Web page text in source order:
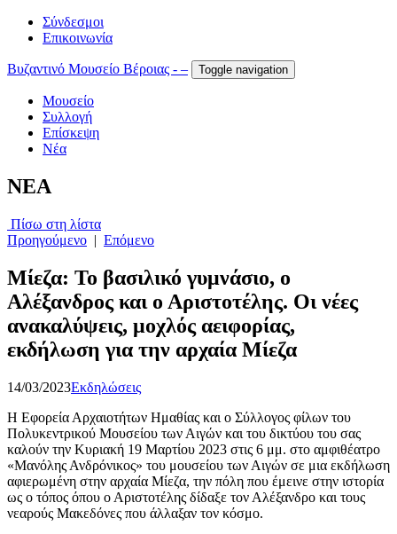
Σύνδεσμοι
Επικοινωνία
Βυζαντινό Μουσείο Βέροιας - – Toggle navigation
Μουσείο
Συλλογή
Επίσκεψη
Νέα
NEA
Πίσω στη λίστα
Προηγούμενο | Επόμενο
Μίεζα: Το βασιλικό γυμνάσιο, ο
Αλέξανδρος και ο Αριστοτέλης. Οι νέες
ανακαλύψεις, μοχλός αειφορίας,
εκδήλωση για την αρχαία Μίεζα
14/03/2023Εκδηλώσεις
Η Εφορεία Αρχαιοτήτων Ημαθίας και ο Σύλλογος φίλων του
Πολυκεντρικού Μουσείου των Αιγών και του δικτύου του σας
καλούν την Κυριακή 19 Μαρτίου 2023 στις 6 μμ. στο αμφιθέατρο
«Μανόλης Ανδρόνικος» του μουσείου των Αιγών σε μια εκδήλωση
αφιερωμένη στην αρχαία Μίεζα, την πόλη που έμεινε στην ιστορία
ως ο τόπος όπου ο Αριστοτέλης δίδαξε τον Αλέξανδρο και τους
νεαρούς Μακεδόνες που άλλαξαν τον κόσμο.